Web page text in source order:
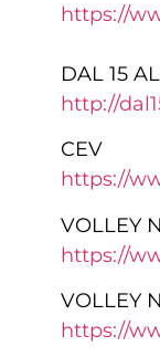
https://
DAL 15
http://
CEV
https://
VOLLEY
https://
VOLLEY
https://